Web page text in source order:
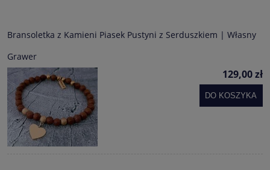
Bransoletka z Kamieni Piasek Pustyni z Serduszkiem | Własny
Grawer
129,00 zł
DO KOSZYKA